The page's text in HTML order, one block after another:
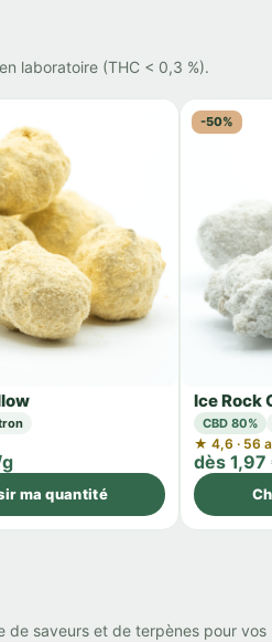
laboratoire (THC < 0,3 %).
ma quantité
-50%
Ice Rock
CBD 80%
★ 4,6 · 56
dès
de saveurs et de terpènes pour vos